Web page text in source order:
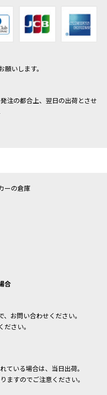
いします。
注の都合上、翌日の出荷とさせ
ーの倉庫
合
お問い合わせください。
さい。
ている場合は、当日出荷。
ますのでご注意ください。